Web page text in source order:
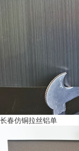
长春仿铜拉丝铝单